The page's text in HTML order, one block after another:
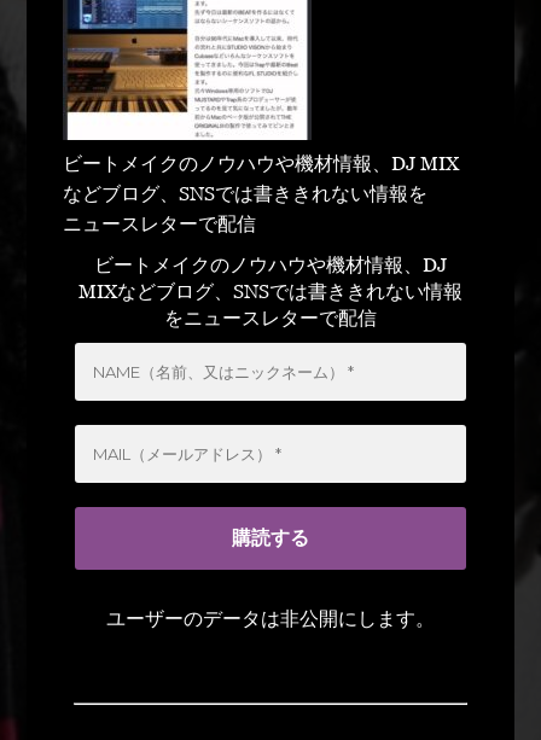
ビートメイクのノウハウや機材情報、DJ MIX
などブログ、SNSでは書ききれない情報を
ニュースレターで配信
ビートメイクのノウハウや機材情報、DJ
MIXなどブログ、SNSでは書ききれない情報
をニュースレターで配信
ユーザーのデータは非公開にします。